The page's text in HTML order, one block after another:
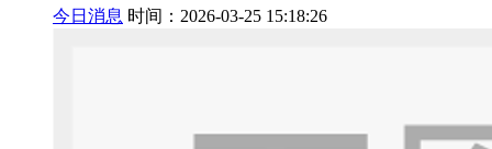
今日消息 时间：2026-03-25 15:18:26